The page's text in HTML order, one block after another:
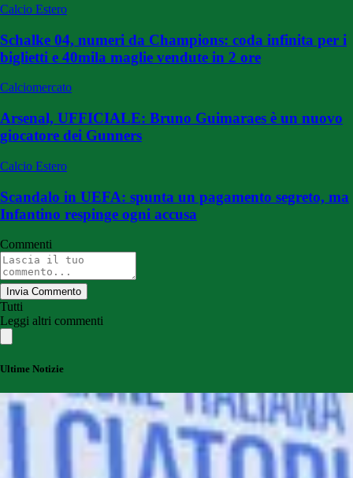
Calcio Estero
Schalke 04, numeri da Champions: coda infinita per i
biglietti e 40mila maglie vendute in 2 ore
Calciomercato
Arsenal, UFFICIALE: Bruno Guimaraes è un nuovo
giocatore dei Gunners
Calcio Estero
Scandalo in UEFA: spunta un pagamento segreto, ma
Infantino respinge ogni accusa
Commenti
Invia Commento
Tutti
Leggi altri commenti
Ultime Notizie